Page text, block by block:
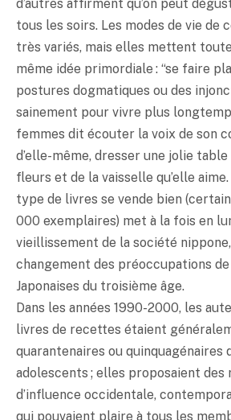
d’autres affirment qu’on peut
tous les soirs. Les modes de vie de
très variés, mais elles mettent
même idée primordiale : “se faire
postures dogmatiques ou des
sainement pour vivre plus
femmes dit écouter la voix de son
d’elle-même, dresser une jolie
fleurs et de la vaisselle qu’elle
type de livres se vende bien
000 exemplaires) met à la fois en
vieillissement de la société
changement des préoccupations
Japonaises du troisième âge.
Dans les années 1990-2000, les
livres de recettes étaient
quarantenaires ou quinquagénaires
adolescents ; elles proposaient
d’influence occidentale,
qui pouvaient plaire à tous les